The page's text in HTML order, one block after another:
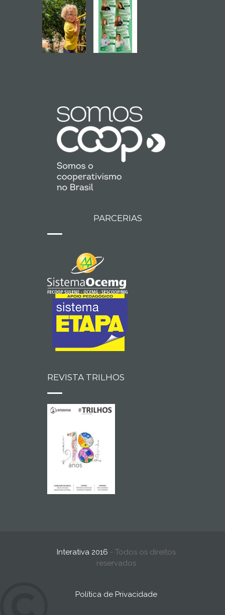
PARCERIAS
REVISTA TRILHOS
Interativa 2016 - Todos os direitos
reservados
Política de Privacidade